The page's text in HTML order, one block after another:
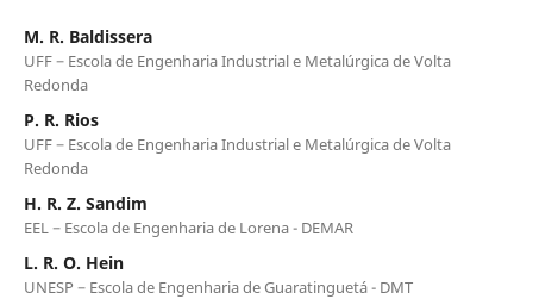
M. R. Baldissera
UFF − Escola de Engenharia Industrial e Metalúrgica de Volta
Redonda
P. R. Rios
UFF − Escola de Engenharia Industrial e Metalúrgica de Volta
Redonda
H. R. Z. Sandim
EEL − Escola de Engenharia de Lorena - DEMAR
L. R. O. Hein
UNESP − Escola de Engenharia de Guaratinguetá - DMT